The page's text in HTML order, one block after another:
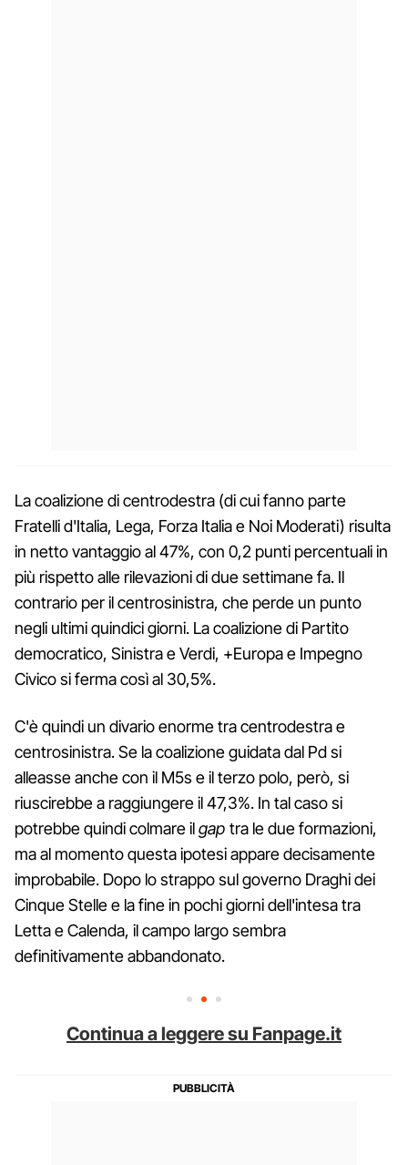
La coalizione di centrodestra (di cui fanno parte
Fratelli d'Italia, Lega, Forza Italia e Noi Moderati) risulta
in netto vantaggio al 47%, con 0,2 punti percentuali in
più rispetto alle rilevazioni di due settimane fa. Il
contrario per il centrosinistra, che perde un punto
negli ultimi quindici giorni. La coalizione di Partito
democratico, Sinistra e Verdi, +Europa e Impegno
Civico si ferma così al 30,5%.
C'è quindi un divario enorme tra centrodestra e
centrosinistra. Se la coalizione guidata dal Pd si
alleasse anche con il M5s e il terzo polo, però, si
riuscirebbe a raggiungere il 47,3%. In tal caso si
potrebbe quindi colmare ilgap tra le due formazioni,
ma al momento questa ipotesi appare decisamente
improbabile. Dopo lo strappo sul governo Draghi dei
Cinque Stelle e la fine in pochi giorni dell'intesa tra
Letta e Calenda, il campo largo sembra
definitivamente abbandonato.
Continua a leggere su Fanpage.it